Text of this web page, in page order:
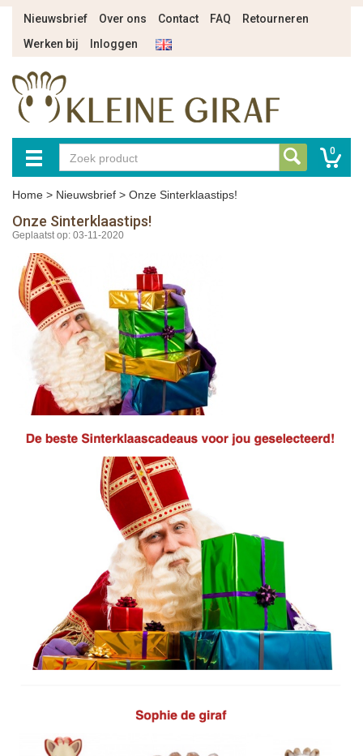
Nieuwsbrief Over ons Contact FAQ
Retourneren
Werken bij
Inloggen
0
Home > Nieuwsbrief > Onze Sinterklaastips!
Onze Sinterklaastips!
Geplaatst op: 03-11-2020